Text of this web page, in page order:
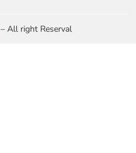
– All right Reserval